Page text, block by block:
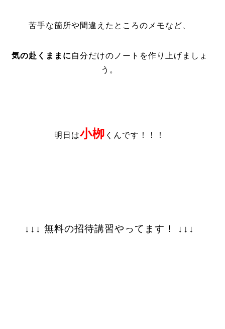
苦手な箇所や間違えたところのメモなど、
気の赴くままに 自分だけのノートを作り上げましょ
う。
明日は小栁 くんです！！！
↓↓↓ 無料の招待講習やってます！ ↓↓↓